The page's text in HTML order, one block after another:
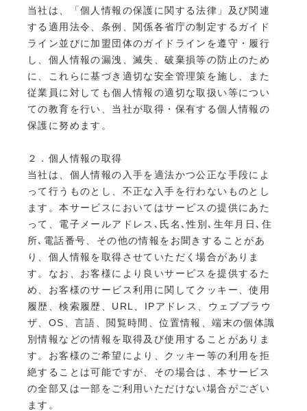
当社は、「個人情報の保護に関する法律」及び関連
する適用法令、条例、関係各省庁の制定するガイド
ライン並びに加盟団体のガイドラインを遵守・履行
し、個人情報の漏洩、滅失、破棄損等の防止のため
に、これらに基づき適切な安全管理策を施し、また
従業員に対しても個人情報の適切な取扱い等につい
ての教育を行い、当社が取得・保有する個人情報の
保護に努めます。
２．個人情報の取得
当社は、個人情報の入手を適法かつ公正な手段によ
って行うものとし、不正な入手を行わないものとし
ます。本サービスにおいてはサービスの提供にあた
って、電子メールアドレス､氏名､性別､生年月日､住
所､電話番号、その他の情報をお聞きすることがあ
り、個人情報を取得させていただく場合がありま
す。なお、お客様により良いサービスを提供するた
め、お客様のサービス利用に関してクッキー、使用
履歴、検索履歴、URL、IPアドレス、ウェブブラウ
ザ、OS、言語、閲覧時間、位置情報、端末の個体識
別情報などの情報を取得及び使用することがありま
す。お客様のご希望により、クッキー等の利用を拒
絶することは可能ですが、その場合は、本サービス
の全部又は一部をご利用いただけない場合がござい
ます。